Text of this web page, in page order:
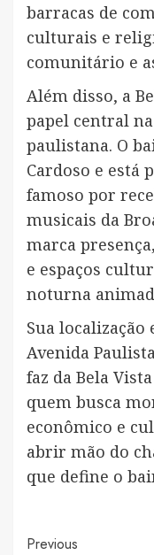
barracas de
culturais e
comunitário e
Além disso, a
papel central
paulistana. O
Cardoso e está
famoso por
musicais da
marca
e espaços
noturna
Sua
Avenida
faz da Bela
quem busca
econômico e
abrir mão do
que define o
Previous